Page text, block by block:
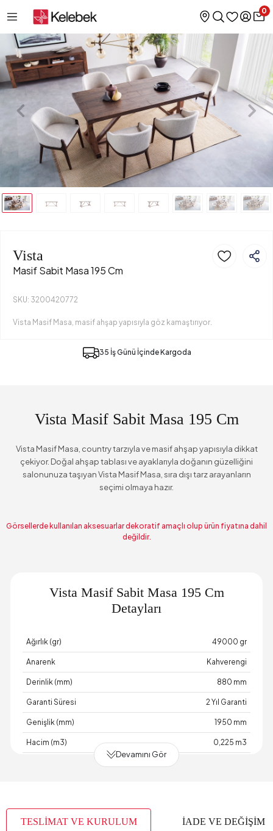
0
Vista
Masif Sabit Masa 195 Cm
SKU: 3200420772
Vista Masif Masa, masif ahşap yapısıyla göz kamaştırıyor.
35 İş Günü İçinde Kargoda
Vista Masif Sabit Masa 195 Cm
Vista Masif Masa, country tarzıyla ve masif ahşap yapısıyla dikkat
çekiyor. Doğal ahşap tablası ve ayaklarıyla doğanın güzelliğini
salonunuza taşıyan Vista Masif Masa, sıra dışı tarz arayanların
seçimi olmaya hazır.
Görsellerde kullanılan aksesuarlar dekoratif amaçlı olup ürün fiyatına dahil
değildir.
Vista Masif Sabit Masa 195 Cm
Detayları
Ağırlık (gr) 49000 gr
Anarenk Kahverengi
Derinlik (mm) 880 mm
Garanti Süresi 2 Yıl Garanti
Genişlik (mm) 1950 mm
Hacim (m3) 0,225 m3
Devamını Gör
TESLİMAT VE KURULUM İADE VE DEĞİŞİM